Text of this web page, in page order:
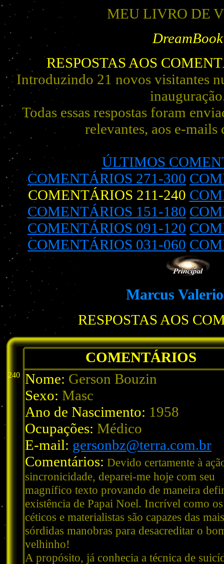
MEU LIVRO DE
DreamBook
RESPOSTAS AOS
Introduzindo 21 novos visitantes
Todas essas respostas foram
relevantes, aos e-mails
ÚLTIMOS
COMENTÁRIOS 271-300
COMENTÁRIOS 211-240
COMENTÁRIOS 151-180
COMENTÁRIOS 091-120
COMENTÁRIOS 031-060
Marcus
RESPOSTAS AOS
COMENTÁRIOS
240 Nome: Gerson Bouzin
Sexo: Masc
Ano de Nascimento: 1958
Ocupações: Médico
E-mail: gersonbz@terra.com.br
Comentários: Devido certamente à
sincronicidade, deparei-me hoje com seu
magnífico texto provando de maneira
existência de Papai Noel. Incrível como os
céticos e materialistas são capazes das mais
sórdidas manobras para desacreditar o
velhinho!
A propósito, já conhecia a técnica de